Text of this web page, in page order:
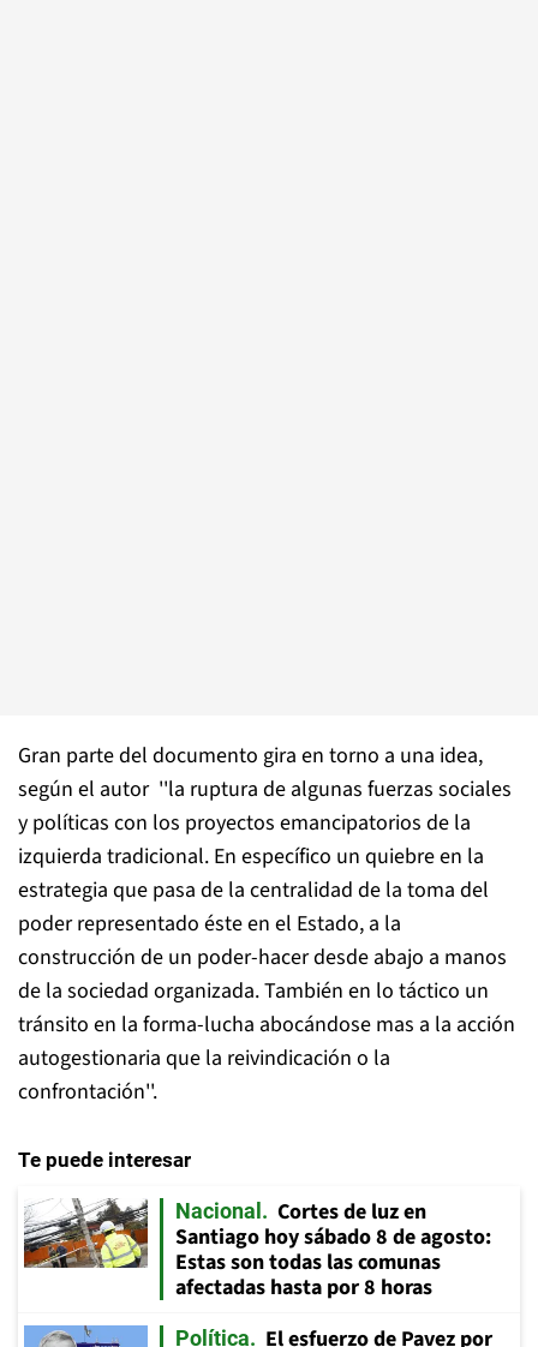
Gran parte del documento gira en torno a una idea,
según el autor ''la ruptura de algunas fuerzas sociales
y políticas con los proyectos emancipatorios de la
izquierda tradicional. En específico un quiebre en la
estrategia que pasa de la centralidad de la toma del
poder representado éste en el Estado, a la
construcción de un poder-hacer desde abajo a manos
de la sociedad organizada. También en lo táctico un
tránsito en la forma-lucha abocándose mas a la acción
autogestionaria que la reivindicación o la
confrontación''.
Te puede interesar
Nacional
Cortes de luz en
Santiago hoy sábado 8 de agosto:
Estas son todas las comunas
afectadas hasta por 8 horas
Política El esfuerzo de Pavez por